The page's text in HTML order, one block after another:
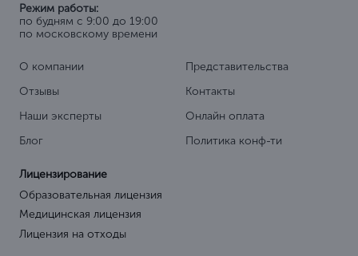
Режим работы:
по будням с 9:00 до 19:00
по московскому времени
О компании
Отзывы
Наши эксперты
Блог
Представительства
Контакты
Онлайн оплата
Политика конф-ти
Лицензирование
Образовательная лицензия
Медицинская лицензия
Лицензия на отходы